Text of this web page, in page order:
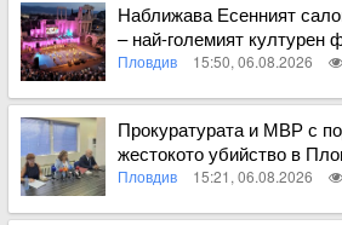
Наближава Есенният
– най-големият културен
тепетата
Пловдив 15:50, 06.08.2026
Вижте пълното съдържание
Прокуратурата и МВР с
жестокото убийство в
Пловдив 15:21, 06.08.2026
Вижте пълното съдържание